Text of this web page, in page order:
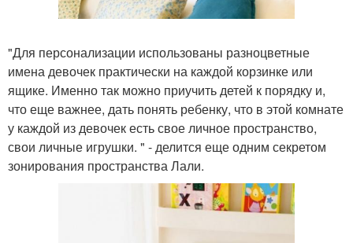
"Для персонализации использованы разноцветные
имена девочек практически на каждой корзинке или
ящике. Именно так можно приучить детей к порядку и,
что еще важнее, дать понять ребенку, что в этой комнате
у каждой из девочек есть свое личное пространство,
свои личные игрушки. " - делится еще одним секретом
зонирования пространства Лали.